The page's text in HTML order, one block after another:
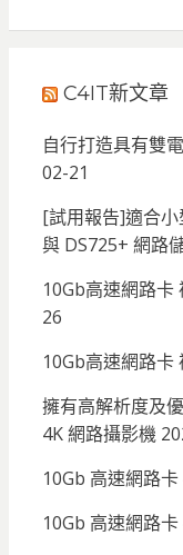
C4IT新文章
自行打造具有雙
02-21
[試用報告]適合
與 DS725+ 網路
10Gb高速網路
26
10Gb高速網路
擁有高解析度及
4K 網路攝影機
10Gb 高速網路
10Gb 高速網路